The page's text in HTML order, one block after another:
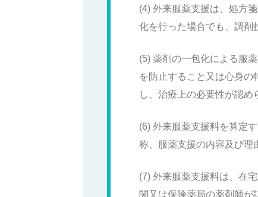
(4) 外来服薬支援は、処方
化を行った場合でも、調剤
(5) 薬剤の一包化による服
を防止すること又は心身
し、治療上の必要性が認め
(6) 外来服薬支援料を算定
称、服薬支援の内容及び理
(7) 外来服薬支援料は、在
関又は保険薬局の薬剤師が